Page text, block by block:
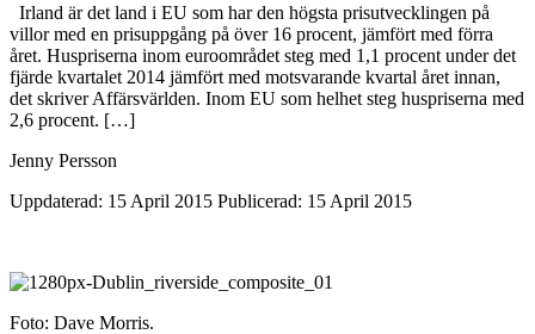
Irland är det land i EU som har den högsta prisutvecklingen på
villor med en prisuppgång på över 16 procent, jämfört med förra
året. Huspriserna inom euroområdet steg med 1,1 procent under det
fjärde kvartalet 2014 jämfört med motsvarande kvartal året innan,
det skriver Affärsvärlden. Inom EU som helhet steg huspriserna med
2,6 procent. […]
Jenny Persson
Uppdaterad: 15 April 2015 Publicerad: 15 April 2015
Foto: Dave Morris.